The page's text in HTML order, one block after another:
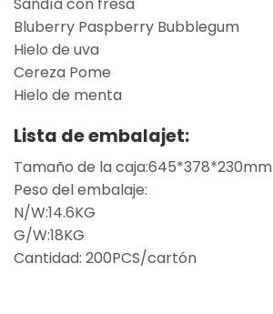
Bluberry Paspberry Bubblegum
Hielo de uva
Cereza Pome
Hielo de menta
Lista de embalajet:
Tamaño de la caja:645*378*230mm
Peso del embalaje:
N/W:14.6KG
G/W:18KG
Cantidad: 200PCS/cartón